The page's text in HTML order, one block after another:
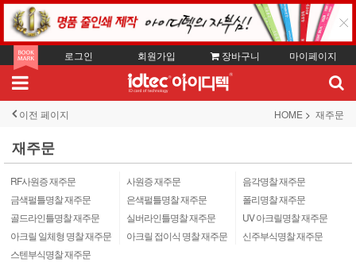
로그인 회원가입 장바구니 마이페이지
이전 페이지 HOME 재주문
재주문
RF사원증 재주문 사원증 재주문
음각명찰 재주문
금색펄틀명찰 재주문
은색펄틀명찰 재주문
폴리명찰 재주문
골드라인틀명찰 재주문
실버라인틀명찰 재주문
UV 아크릴명찰 재주문
아크릴 일체형 명찰 재주문
아크릴 접이식 명찰 재주문
신주부식명찰 재주문
스텐부식명찰 재주문